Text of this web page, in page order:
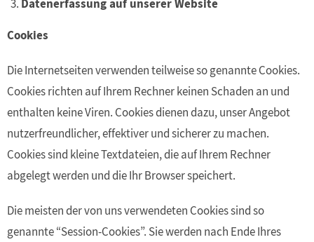
Datenerfassung auf unserer Website
Cookies
Die Internetseiten verwenden teilweise so genannte Cookies.
Cookies richten auf Ihrem Rechner keinen Schaden an und
enthalten keine Viren. Cookies dienen dazu, unser Angebot
nutzerfreundlicher, effektiver und sicherer zu machen.
Cookies sind kleine Textdateien, die auf Ihrem Rechner
abgelegt werden und die Ihr Browser speichert.
Die meisten der von uns verwendeten Cookies sind so
genannte “Session-Cookies”. Sie werden nach Ende Ihres